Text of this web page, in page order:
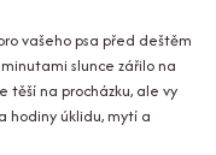
vašeho psa před deštěm
slunce zářilo na
těší na procházku, ale vy
hodiny úklidu, mytí a